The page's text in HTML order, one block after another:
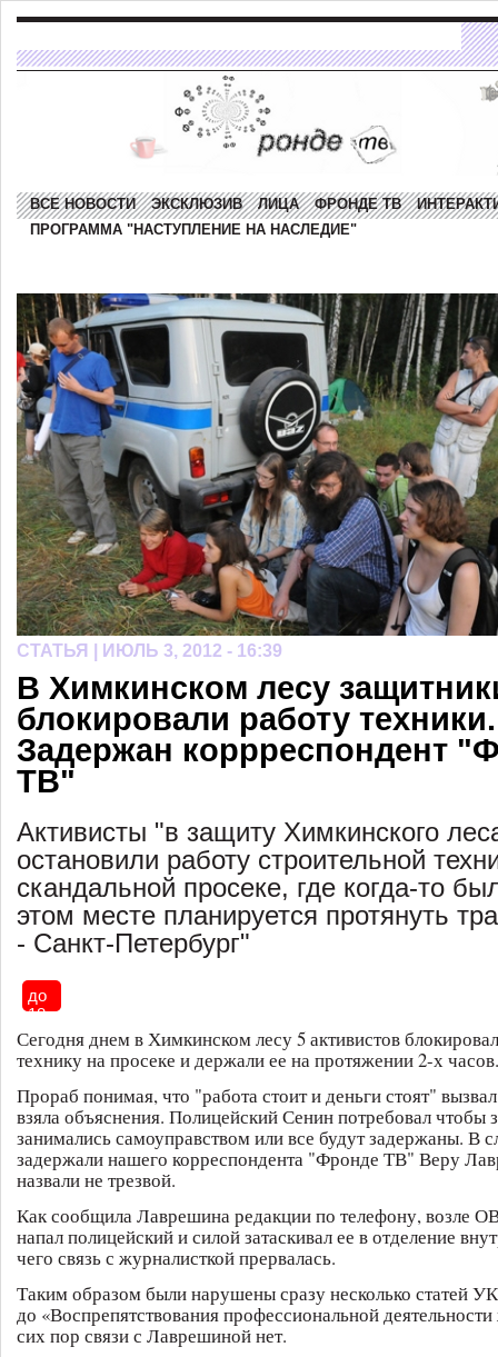
ВСЕ НОВОСТИ ЭКСКЛЮЗИВ ЛИЦА ФРОНДЕ ТВ
ПРОГРАММА "НАСТУПЛЕНИЕ НА НАСЛЕДИЕ"
СТАТЬЯ | ИЮЛЬ 3, 2012 - 16:39
В Химкинском лесу
блокировали работу техники.
Задержан коррреспондент
ТВ"
Активисты "в защиту Химкинского
остановили работу строительной
скандальной просеке, где когда-то
этом месте планируется протянуть
- Санкт-Петербург"
до
18
Сегодня днем в Химкинском лесу 5 активистов
технику на просеке и держали ее на протяжении 2-х часов.
Прораб понимая, что "работа стоит и деньги стоят"
взяла объяснения. Полицейский Сенин потребовал чтобы
занимались самоуправством или все будут задержаны. В
задержали нашего корреспондента "Фронде ТВ" Веру
назвали не трезвой.
Как сообщила Лаврешина редакции по телефону, возле
напал полицейский и силой затаскивал ее в отделение
чего связь с журналисткой прервалась.
Таким образом были нарушены сразу несколько статей
до «Воспрепятствования профессиональной
сих пор связи с Лаврешиной нет.